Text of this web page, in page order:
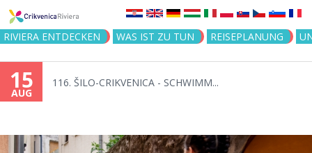
Jump to navigation
RIVIERA ENTDECKEN WAS IST ZU TUN REISEPLANUNG
15
AUG
116. ŠILO-CRIKVENICA - SCHWIMM...